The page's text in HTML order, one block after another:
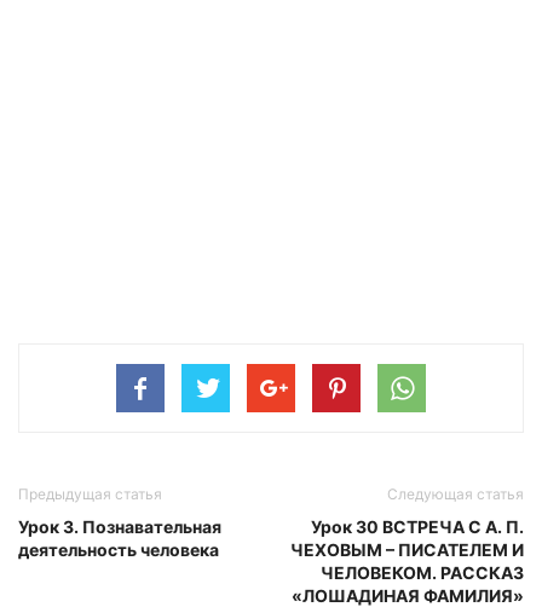
Предыдущая статья
Урок 3. Познавательная
деятельность человека
Следующая статья
Урок 30 ВСТРЕЧА С А. П.
ЧЕХОВЫМ – ПИСАТЕЛЕМ И
ЧЕЛОВЕКОМ. РАССКАЗ
«ЛОШАДИНАЯ ФАМИЛИЯ»